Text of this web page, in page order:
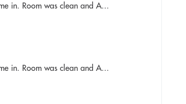
in. Room was clean and A...
in. Room was clean and A...